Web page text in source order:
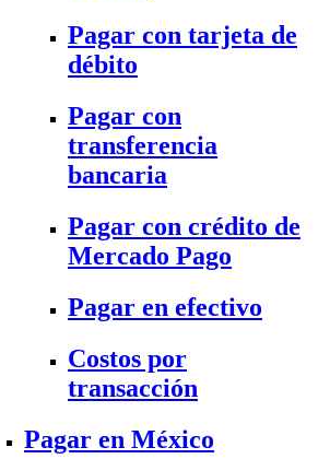
Pagar con tarjeta de
débito
Pagar con
transferencia
bancaria
Pagar con crédito de
Mercado Pago
Pagar en efectivo
Costos por
transacción
Pagar en México